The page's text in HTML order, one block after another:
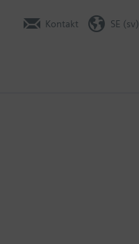
Kontakt SE (sv)